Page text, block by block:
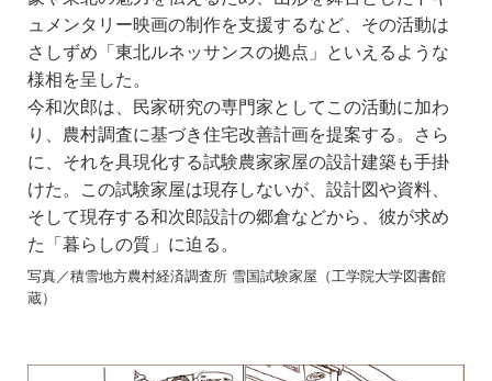
ュメンタリー映画の制作を支援するなど、その活動は
さしずめ「東北ルネッサンスの拠点」といえるような
様相を呈した。
今和次郎は、民家研究の専門家としてこの活動に加わ
り、農村調査に基づき住宅改善計画を提案する。さら
に、それを具現化する試験農家家屋の設計建築も手掛
けた。この試験家屋は現存しないが、設計図や資料、
そして現存する和次郎設計の郷倉などから、彼が求め
た「暮らしの質」に迫る。
写真／積雪地方農村経済調査所 雪国試験家屋（工学院大学図書館
蔵）